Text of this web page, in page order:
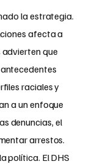
la estrategia.
afecta a
que
raciales y
a un enfoque
denuncias, el
arrestos.
política. El DHS